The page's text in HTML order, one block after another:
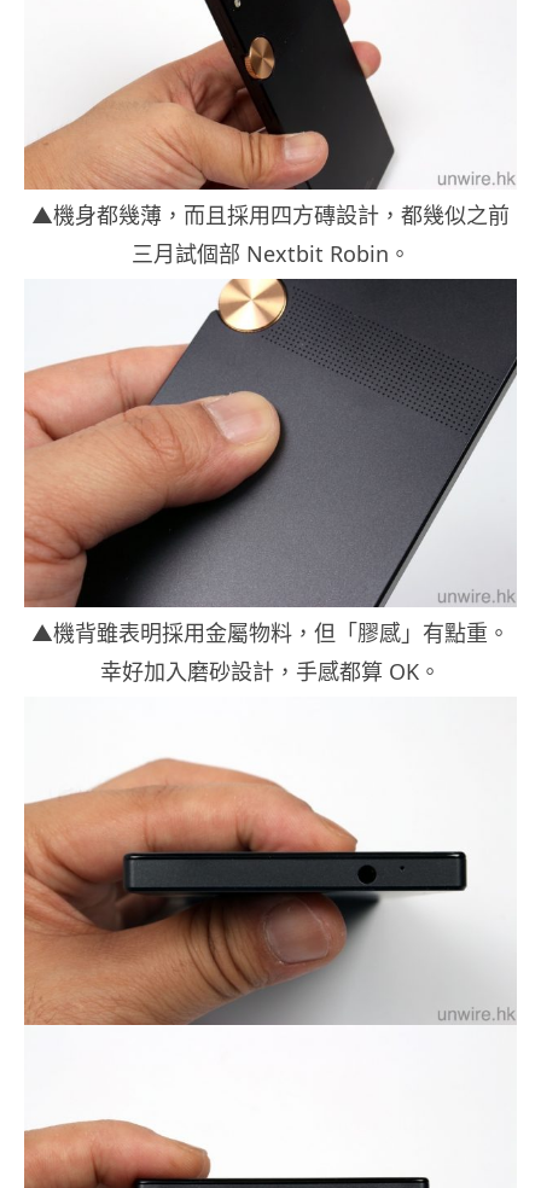
▲機身都幾薄，而且採用四方磚設計，都幾似之前
三月試個部 Nextbit Robin。
▲機背雖表明採用金屬物料，但「膠感」有點重。
幸好加入磨砂設計，手感都算 OK。